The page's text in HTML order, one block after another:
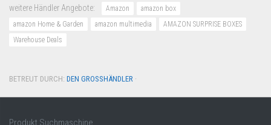
weitere Händler Angebote: Amazon
amazon box
amazon Home & Garden
amazon multimedia
AMAZON SURPRISE BOXES
Warehouse Deals
BETREUT DURCH: DEN GROSSHÄNDLER ·
Produkt Suchmaschine